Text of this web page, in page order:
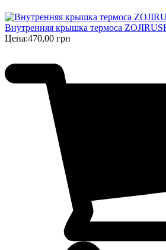
Внутренняя крышка термоса
Цена:470,00 грн